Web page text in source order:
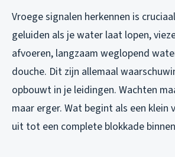
Vroege signalen herkennen is
geluiden als je water laat lopen,
afvoeren, langzaam weglopend
douche. Dit zijn allemaal
opbouwt in je leidingen. Wachten
maar erger. Wat begint als een
uit tot een complete blokkade